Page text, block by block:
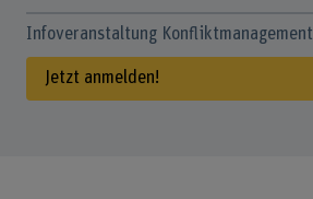
Infoveranstaltung Konfliktmanagement
Jetzt anmelden!